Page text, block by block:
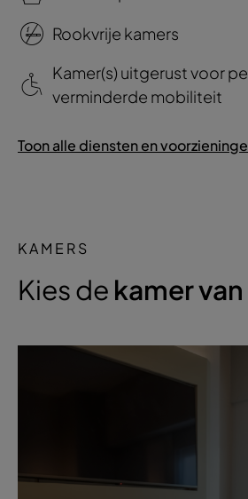
Rookvrije kamers
Kamer(s) uitgerust voor
verminderde mobiliteit
Toon alle diensten en
KAMERS
Kies de kamer